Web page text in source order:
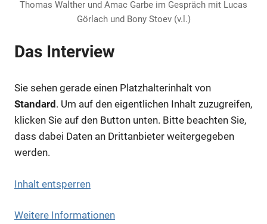
Thomas Walther und Amac Garbe im Gespräch mit Lucas
Görlach und Bony Stoev (v.l.)
Das Interview
Sie sehen gerade einen Platzhalterinhalt von
Standard . Um auf den eigentlichen Inhalt zuzugreifen,
klicken Sie auf den Button unten. Bitte beachten Sie,
dass dabei Daten an Drittanbieter weitergegeben
werden.
Inhalt entsperren
Weitere Informationen